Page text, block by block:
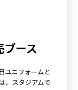
ブース
ユニフォームと
、スタジアムで